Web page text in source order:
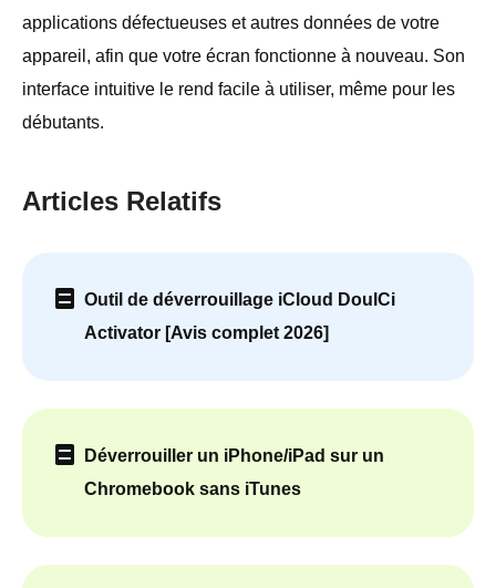
applications défectueuses et autres données de votre
appareil, afin que votre écran fonctionne à nouveau. Son
interface intuitive le rend facile à utiliser, même pour les
débutants.
Articles Relatifs
Outil de déverrouillage iCloud DoulCi
Activator [Avis complet 2026]
Déverrouiller un iPhone/iPad sur un
Chromebook sans iTunes